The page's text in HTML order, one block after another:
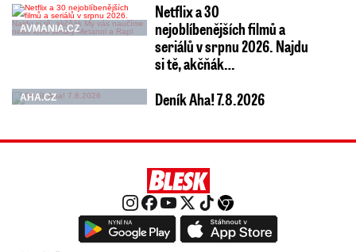
AVMANIA.CZ
Netflix a 30
nejoblíbenějších filmů a
seriálů v srpnu 2026. Najdu
si tě, akčňák…
AHA.CZ Deník Aha! 7.8.2026